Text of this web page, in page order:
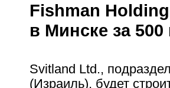
Fishman
в Минске за
Svitland Ltd.,
(Израиль), будет